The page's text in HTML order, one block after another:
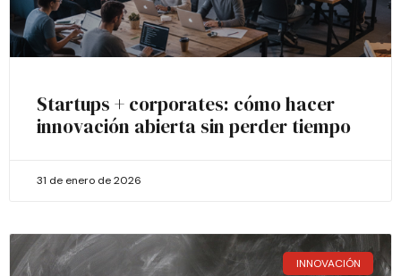
Startups + corporates: cómo hacer
innovación abierta sin perder tiempo
31 de enero de 2026
INNOVACIÓN